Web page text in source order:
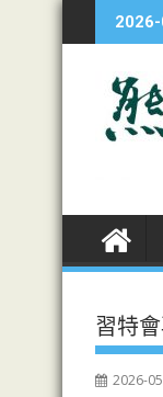
k
e
漢光
習特
2026-